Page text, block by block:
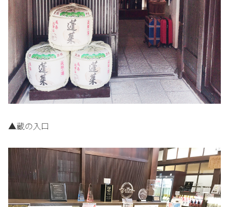
▲蔵の入口